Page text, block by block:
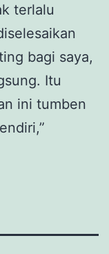
terlalu
bagi saya,
Itu
ini tumben